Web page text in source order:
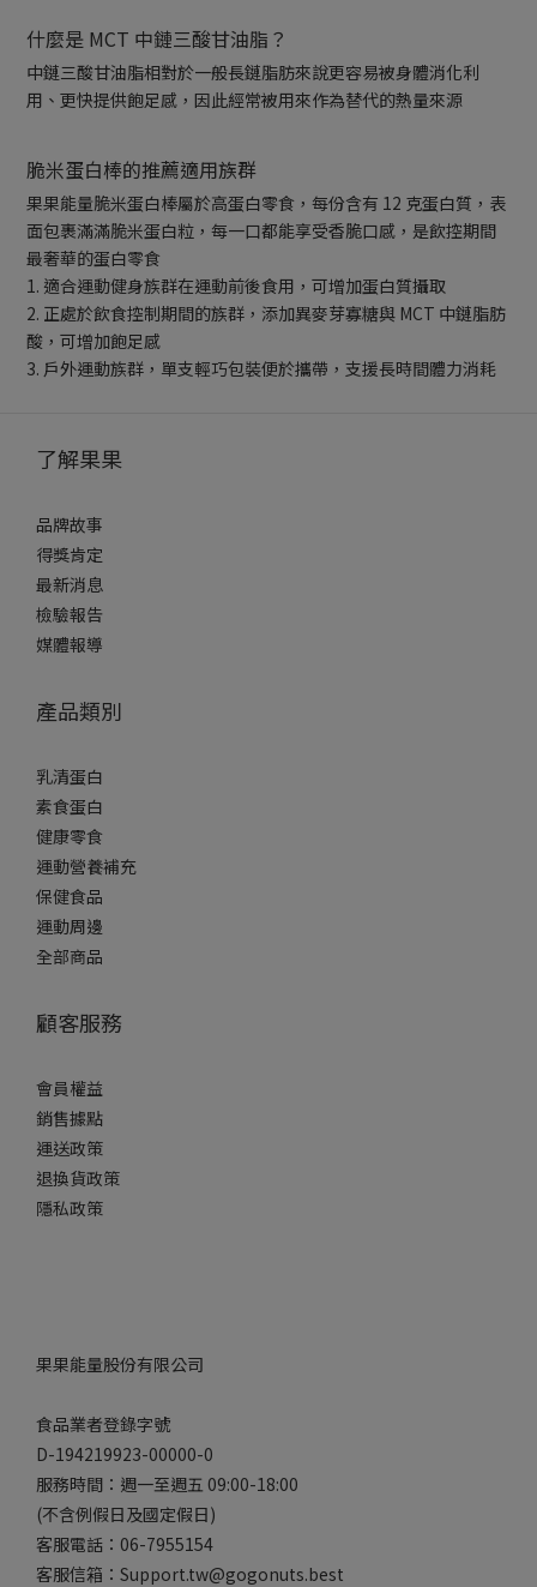
什麼是 MCT 中鏈三酸甘油脂？
中鏈三酸甘油脂相對於一般長鏈脂肪來說更容易被身體消化利
用、更快提供飽足感，因此經常被用來作為替代的熱量來源
脆米蛋白棒的推薦適用族群
果果能量脆米蛋白棒屬於高蛋白零食，每份含有 12 克蛋白質，表
面包裹滿滿脆米蛋白粒，每一口都能享受香脆口感，是飲控期間
最奢華的蛋白零食
1. 適合運動健身族群在運動前後食用，可增加蛋白質攝取
2. 正處於飲食控制期間的族群，添加異麥芽寡糖與 MCT 中鏈脂肪
酸，可增加飽足感
3. 戶外運動族群，單支輕巧包裝便於攜帶，支援長時間體力消耗
了解果果
品牌故事
得獎肯定
最新消息
檢驗報告
媒體報導
產品類別
乳清蛋白
素食蛋白
健康零食
運動營養補充
保健食品
運動周邊
全部商品
顧客服務
會員權益
銷售據點
運送政策
退換貨政策
隱私政策
果果能量股份有限公司
食品業者登錄字號
D-194219923-00000-0
服務時間：週一至週五 09:00-18:00
(不含例假日及國定假日)
客服電話：06-7955154
客服信箱：Support.tw@gogonuts.best